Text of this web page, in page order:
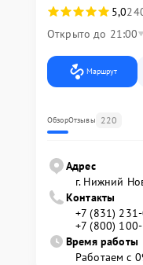
5,0
Открыто до 21:00
Маршрут
ОбзорОтзывы 220
Адрес
г. Нижний
Контакты
+7 (831)
+7 (800)
Время работы
Работаем с